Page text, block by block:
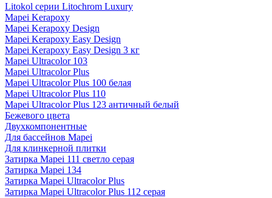
Litokol серии Litochrom Luxury
Mapei Kerapoxy
Mapei Kerapoxy Design
Mapei Kerapoxy Easy Design
Mapei Kerapoxy Easy Design 3 кг
Mapei Ultracolor 103
Mapei Ultracolor Plus
Mapei Ultracolor Plus 100 белая
Mapei Ultracolor Plus 110
Mapei Ultracolor Plus 123 античный белый
Бежевого цвета
Двухкомпонентные
Для бассейнов Mapei
Для клинкерной плитки
Затирка Mapei 111 светло серая
Затирка Mapei 134
Затирка Mapei Ultracolor Plus
Затирка Mapei Ultracolor Plus 112 серая